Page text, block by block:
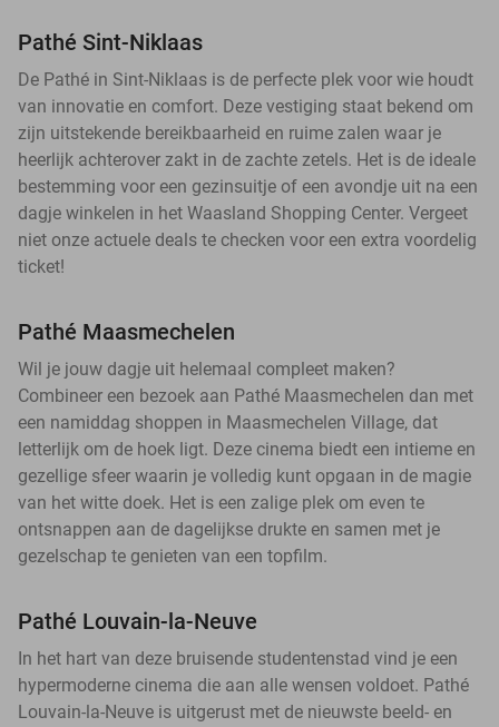
Pathé Sint-Niklaas
De Pathé in Sint-Niklaas is de perfecte plek voor wie houdt
van innovatie en comfort. Deze vestiging staat bekend om
zijn uitstekende bereikbaarheid en ruime zalen waar je
heerlijk achterover zakt in de zachte zetels. Het is de ideale
bestemming voor een gezinsuitje of een avondje uit na een
dagje winkelen in het Waasland Shopping Center. Vergeet
niet onze actuele deals te checken voor een extra voordelig
ticket!
Pathé Maasmechelen
Wil je jouw dagje uit helemaal compleet maken?
Combineer een bezoek aan Pathé Maasmechelen dan met
een namiddag shoppen in Maasmechelen Village, dat
letterlijk om de hoek ligt. Deze cinema biedt een intieme en
gezellige sfeer waarin je volledig kunt opgaan in de magie
van het witte doek. Het is een zalige plek om even te
ontsnappen aan de dagelijkse drukte en samen met je
gezelschap te genieten van een topfilm.
Pathé Louvain-la-Neuve
In het hart van deze bruisende studentenstad vind je een
hypermoderne cinema die aan alle wensen voldoet. Pathé
Louvain-la-Neuve is uitgerust met de nieuwste beeld- en